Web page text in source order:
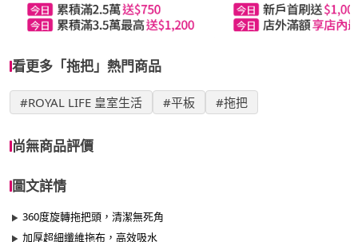
看更多「拖把」熱門商品
#ROYAL LIFE 皇室生活 #平板 #拖把
尚無商品評價
圖文詳情
360度旋轉拖把頭，清潔無死角
加厚超細纖維拖布，高效吸水